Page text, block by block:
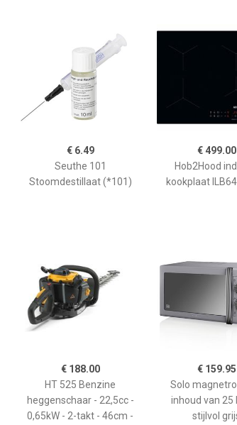
€ 6.49
Seuthe 101
Stoomdestillaat (*101)
€ 499.00
Hob2Hood
kookplaat
€ 188.00
HT 525 Benzine
heggenschaar - 22,5cc -
0,65kW - 2-takt - 46cm -
€ 159.95
Solo
inhoud van 25
stijlvol